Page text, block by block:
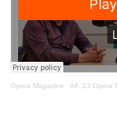
Opera Magazine · Afl. 23 Opera